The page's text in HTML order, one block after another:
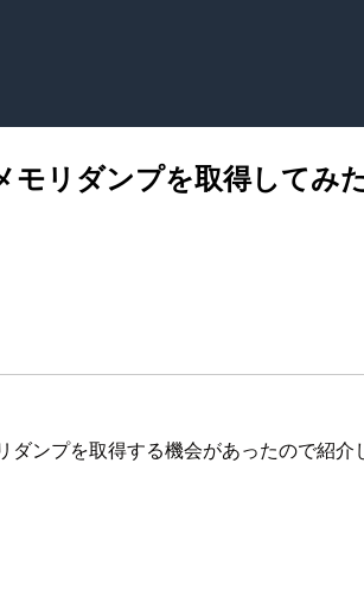
モリダンプを取得してみ
ンプを取得する機会があったので紹介